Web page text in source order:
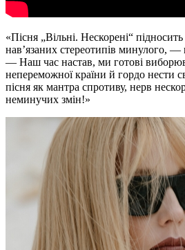
«Пісня „Вільні. Нескорені“
нав’язаних стереотипів минулого, —
— Наш час настав, ми готові
непереможної країни й гордо нести
пісня як мантра спротиву, нерв
неминучих змін!»